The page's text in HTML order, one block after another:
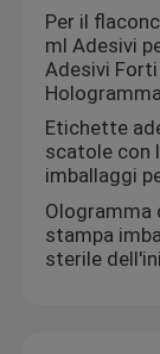
Per il
ml Adesivi
Adesivi
Etichette
scatole con
imballaggi
Ologramma
stampa
sterile